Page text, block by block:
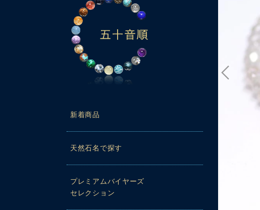
新着商品
天然石名で探す
プレミアムバイヤーズ
セレクション